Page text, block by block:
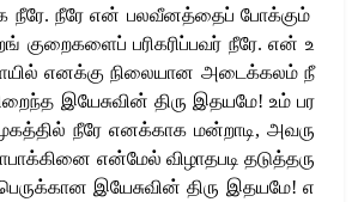
நீரே.நீரே என் பலவீனத்தைப் போக்கும்
குறைகளைப் பரிகரிப்பவர் நீரே.என் உ
எனக்கு நிலையான அடைக்கலம் நீ
இயேசுவின் திரு இதயமே! உம் பர
நீரே எனக்காக மன்றாடி, அவரு
என்மேல் விழாதபடி தடுத்தரு
இயேசுவின் திரு இதயமே!எ